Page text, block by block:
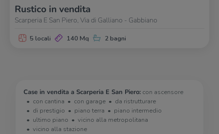
Rustico in vendita
Scarperia E San Piero, Via di Galliano - Gabbiano
5 locali 140 Mq 2 bagni
Case in vendita a Scarperia E San Piero: con ascensore
con cantina
con garage
da ristrutturare
di prestigio
piano terra
piano intermedio
ultimo piano
vicino alla metropolitana
vicino alla stazione